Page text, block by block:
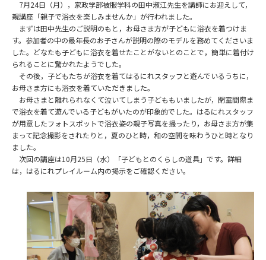
7月24日（月），家政学部被服学科の田中淑江先生を講師にお迎えして，
親講座「親子で浴衣を楽しみませんか」が行われました。
まずは田中先生のご説明のもと，お母さま方が子どもに浴衣を着つけま
す。参加者の中の最年長のお子さんが説明の際のモデルを務めてくださいま
した。どなたも子どもに浴衣を着せたことがないとのことで，簡単に着付け
られることに驚かれたようでした。
その後，子どもたちが浴衣を着てはるにれスタッフと遊んでいるうちに，
お母さま方にも浴衣を着ていただきました。
お母さまと離れられなくて泣いてしまう子どももいましたが，閉室間際ま
で浴衣を着て遊んでいる子どもがいたのが印象的でした。はるにれスタッフ
が用意したフォトスポットで浴衣姿の親子写真を撮ったり，お母さま方が集
まって記念撮影をされたりと，夏のひと時，和の空間を味わうひと時となり
ました。
次回の講座は10月25日（水）「子どもとのくらしの道具」です。詳細
は，はるにれプレイルーム内の掲示をご確認ください。